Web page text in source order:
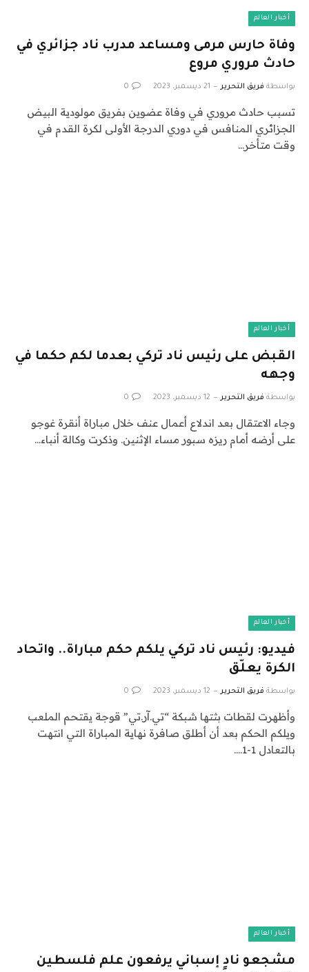
أخبار العالم
وفاة حارس مرمى ومساعد مدرب ناد جزائري في
حادث مروري مروع
بواسطة فريق التحرير 21 ديسمبر، 2023 0
تسبب حادث مروري في وفاة عضوين بفريق مولودية البيض
الجزائري المنافس في دوري الدرجة الأولى لكرة القدم في
وقت متأخر…
أخبار العالم
القبض على رئيس ناد تركي بعدما لكم حكما في
وجهه
بواسطة فريق التحرير 12 ديسمبر، 2023 0
وجاء الاعتقال بعد اندلاع أعمال عنف خلال مباراة أنقرة غوجو
على أرضه أمام ريزه سبور مساء الإثنين. وذكرت وكالة أنباء…
أخبار العالم
فيديو: رئيس ناد تركي يلكم حكم مباراة.. واتحاد
الكرة يعلّق
بواسطة فريق التحرير 12 ديسمبر، 2023 0
وأظهرت لقطات بثتها شبكة “تي.آر.تي” قوجة يقتحم الملعب
ويلكم الحكم بعد أن أطلق صافرة نهاية المباراة التي انتهت
بالتعادل 1-1.…
أخبار العالم
مشجعو نادٍ إسباني يرفعون علم فلسطين